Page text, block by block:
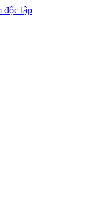
độc lập